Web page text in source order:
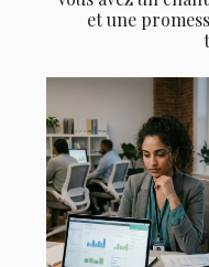
et une